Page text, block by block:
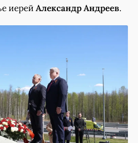
иерей Александр Андреев.